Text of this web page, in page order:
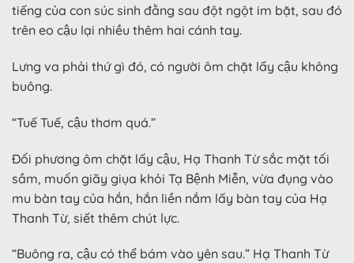
tiếng của con súc sinh đằng sau đột ngột im bặt, sau đó
trên eo cậu lại nhiều thêm hai cánh tay.
Lưng va phải thứ gì đó, có người ôm chặt lấy cậu không
buông.
“Tuế Tuế, cậu thơm quá.”
Đối phương ôm chặt lấy cậu, Hạ Thanh Từ sắc mặt tối
sầm, muốn giãy giụa khỏi Tạ Bệnh Miễn, vừa đụng vào
mu bàn tay của hắn, hắn liền nắm lấy bàn tay của Hạ
Thanh Từ, siết thêm chút lực.
“Buông ra, cậu có thể bám vào yên sau.” Hạ Thanh Từ